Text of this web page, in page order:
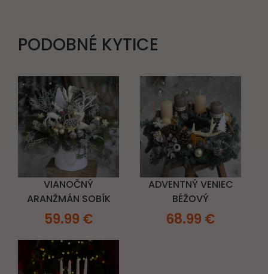
PODOBNÉ KYTICE
VIANOČNÝ
ARANŽMÁN SOBÍK
59.99 €
ADVENTNÝ VENIEC
BÉŽOVÝ
68.99 €